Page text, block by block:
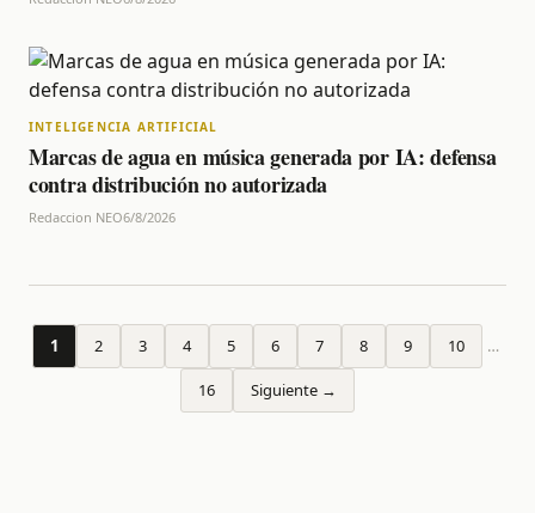
INTELIGENCIA ARTIFICIAL
Marcas de agua en música generada por IA: defensa
contra distribución no autorizada
Redaccion NEO6/8/2026
1 2 3 4 5 6 7 8 9 10 …
16 Siguiente →